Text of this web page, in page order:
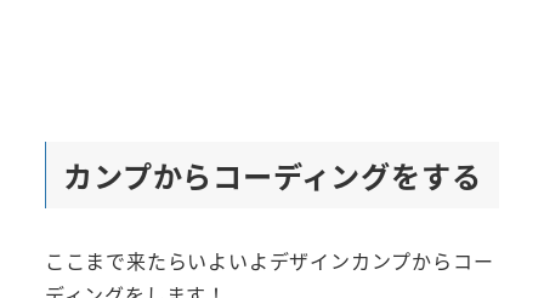
カンプからコーディングをする
ここまで来たらいよいよデザインカンプからコー